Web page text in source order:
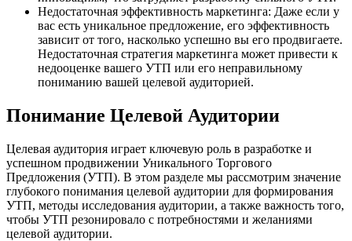
Недостаточная эффективность маркетинга: Даже если у
вас есть уникальное предложение, его эффективность
зависит от того, насколько успешно вы его продвигаете.
Недостаточная стратегия маркетинга может привести к
недооценке вашего УТП или его неправильному
пониманию вашей целевой аудиторией.
Понимание Целевой Аудитории
Целевая аудитория играет ключевую роль в разработке и
успешном продвижении Уникального Торгового
Предложения (УТП). В этом разделе мы рассмотрим значение
глубокого понимания целевой аудитории для формирования
УТП, методы исследования аудитории, а также важность того,
чтобы УТП резонировало с потребностями и желаниями
целевой аудитории.